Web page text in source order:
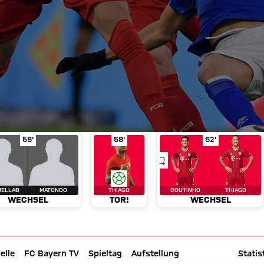
in Spielminute 58'
Wechsel Boujellab für Matondo in Spielminute 58'
MATONDO
WECHSEL
58' Tor! Thiago in Spielminute 58'
THIAGO
TOR!
58' Wechsel
COUTINHO THIAGO
WECHSEL
62'
FC Bayern TV Spieltag Aufstellung